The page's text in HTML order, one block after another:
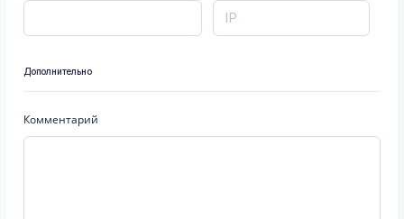
Дополнительно
Комментарий